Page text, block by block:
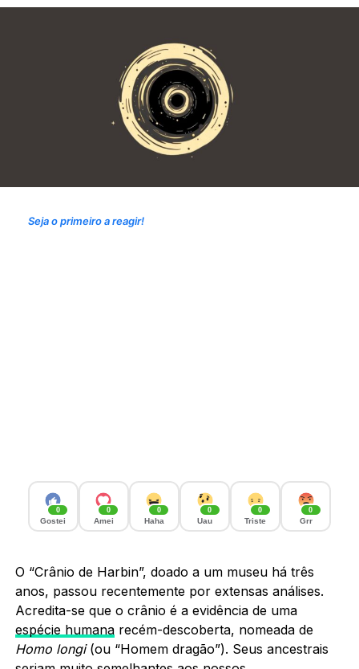
Seja o primeiro a reagir!
0
Gostei
0
Amei
0
Haha
0
Uau
0
Triste
0
Grr
O “Crânio de Harbin”, doado a um museu há três
anos, passou recentemente por extensas análises.
Acredita-se que o crânio é a evidência de uma
espécie humanarecém-descoberta, nomeada de
Homo longi(ou “Homem dragão”). Seus ancestrais